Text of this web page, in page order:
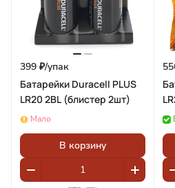
399 ₽/упак
Батарейки Duracell PLUS
LR20 2BL (блистер 2шт)
Мало
В корзину